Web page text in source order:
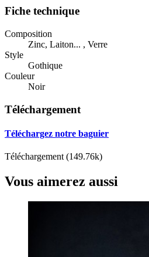
Fiche technique
Composition
Zinc, Laiton... , Verre
Style
Gothique
Couleur
Noir
Téléchargement
Téléchargez notre baguier
Téléchargement (149.76k)
Vous aimerez aussi